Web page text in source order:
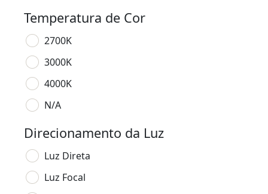
Temperatura de Cor
2700K
3000K
4000K
N/A
Direcionamento da Luz
Luz Direta
Luz Focal